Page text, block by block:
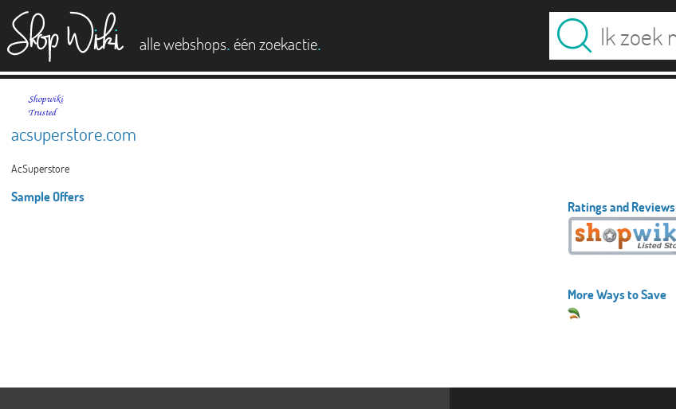
alle webshops. één zoekactie.
acsuperstore.com
AcSuperstore
Sample Offers
Ratings and Reviews
More Ways to Save